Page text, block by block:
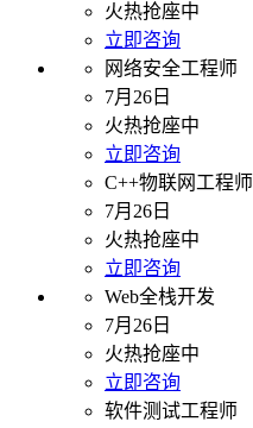
火热抢座中
立即咨询
网络安全工程师
7月26日
火热抢座中
立即咨询
C++物联网工程师
7月26日
火热抢座中
立即咨询
Web全栈开发
7月26日
火热抢座中
立即咨询
软件测试工程师